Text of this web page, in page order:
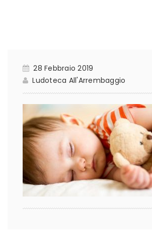
28 Febbraio 2019
Ludoteca All'Arrembaggio